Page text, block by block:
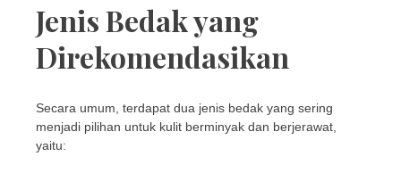
Jenis Bedak yang
Direkomendasikan
Secara umum, terdapat dua jenis bedak yang sering
menjadi pilihan untuk kulit berminyak dan berjerawat,
yaitu: